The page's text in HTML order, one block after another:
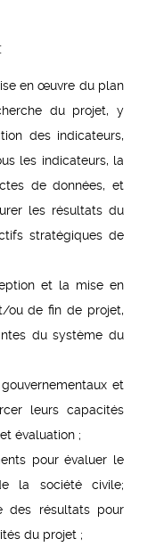
en œuvre du plan
du projet, y
des indicateurs,
les indicateurs, la
de données, et
les résultats du
stratégiques de
et la mise en
ou de fin de projet,
du système du
et
leurs capacités
évaluation ;
pour évaluer le
la société civile;
des résultats pour
du projet ;